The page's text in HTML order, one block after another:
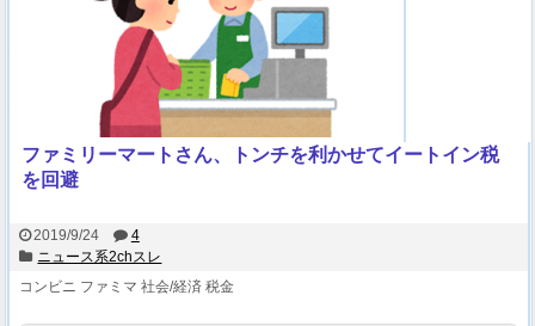
ファミリーマートさん、トンチを利かせてイートイン税
を回避
2019/9/24
4
ニュース系2chスレ
コンビニ ファミマ 社会/経済 税金